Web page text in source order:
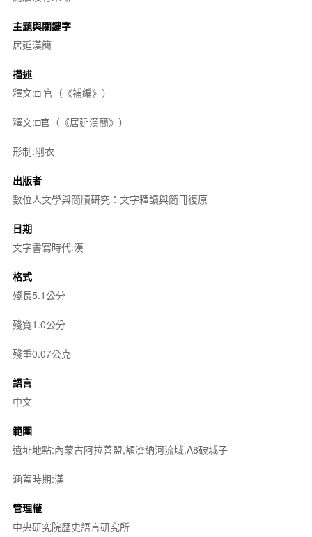
主題與關鍵字
居延漢簡
描述
釋文:□ 官（《補編》）
釋文:□官（《居延漢簡》）
形制:削衣
出版者
數位人文學與簡牘研究：文字釋讀與簡冊復原
日期
文字書寫時代:漢
格式
殘長5.1公分
殘寬1.0公分
殘重0.07公克
語言
中文
範圍
遺址地點:內蒙古阿拉善盟,額濟納河流域,A8破城子
涵蓋時期:漢
管理權
中央研究院歷史語言研究所